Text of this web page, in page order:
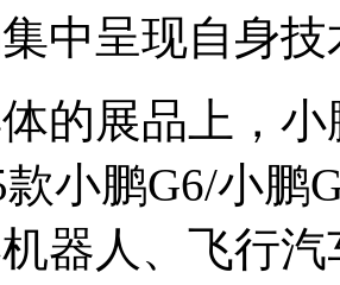
中呈现自身
的展品上，
款小鹏G6/小
器人、飞行